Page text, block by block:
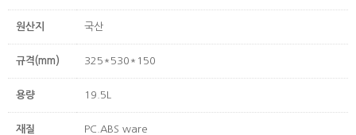
원산지 국산
규격(mm) 325*530*150
용량 19.5L
재질 PC.ABS ware